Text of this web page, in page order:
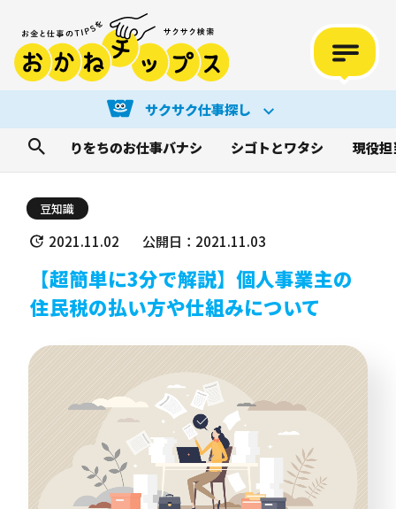
サクサク仕事探し
りをちのお仕事バナシ
シゴトとワタシ 現役
豆知識
2021.11.02 公開日：2021.11.03
【超簡単に3分で解説】個人事業主の
住民税の払い方や仕組みについて